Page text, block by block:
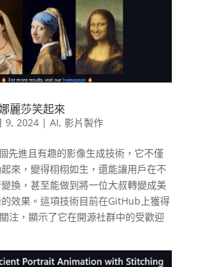
麗莎笑起來
9, 2024| AI, 影片製作
先進且有趣的影像生成技術，它不僅
來，變得栩栩如生，還能讓用戶在不
換，甚至能做到將一位大叔轉變成美
效果。這項技術目前在GitHub上獲得
注，顯示了它在開源社群中的受歡迎